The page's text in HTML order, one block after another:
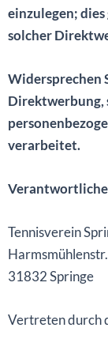
einzulegen;
solcher
Widersprechen
Direktwerbung,
verarbeitet.
Tennisverein
31832 Springe
Vertreten durch